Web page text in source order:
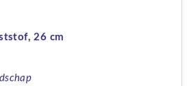
26 cm